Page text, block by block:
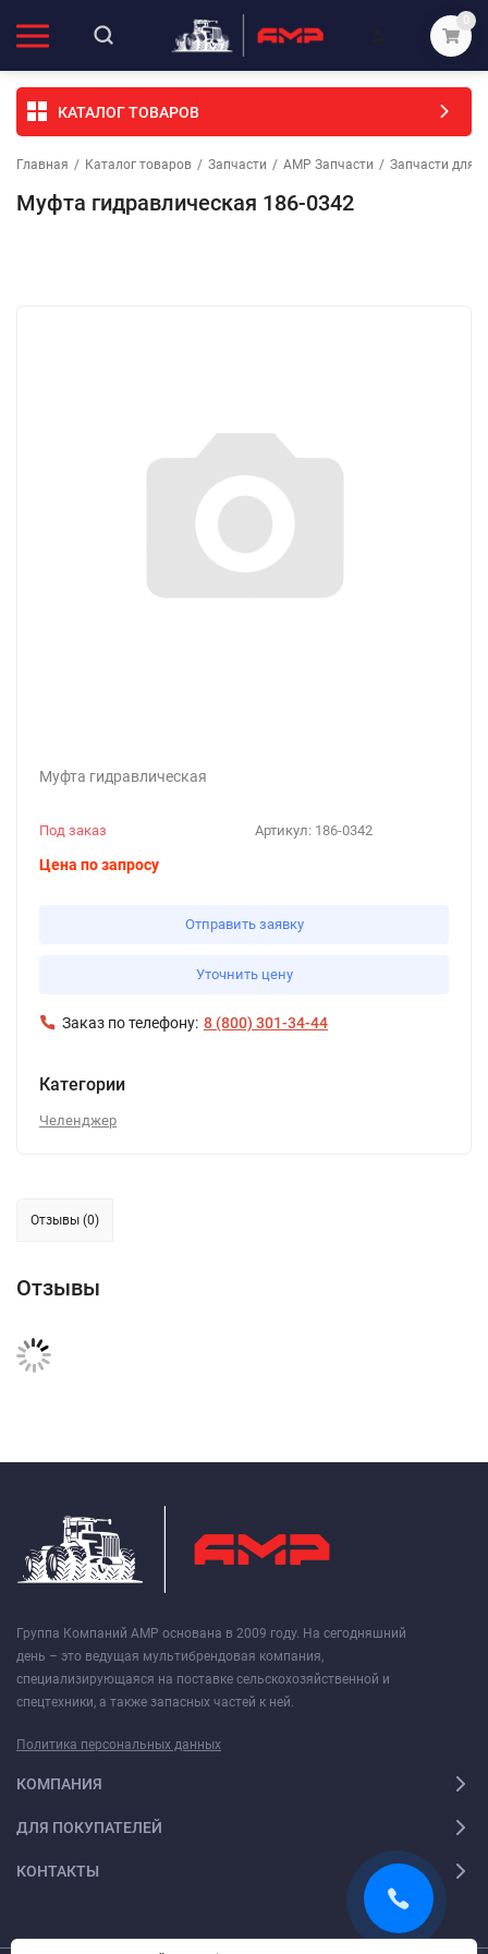
0
КАТАЛОГ ТОВАРОВ
Главная / Каталог товаров / Запчасти / АМР Запчасти / Запчасти для
Муфта гидравлическая 186-0342
Муфта гидравлическая
Артикул: 186-0342
Под заказ
Цена по запросу
Отправить заявку
Уточнить цену
Заказ по телефону: 8 (800) 301-34-44
Категории
Челенджер
Отзывы (0)
Отзывы
Группа Компаний АМР основана в 2009 году. На сегодняшний
день – это ведущая мультибрендовая компания,
специализирующаяся на поставке сельскохозяйственной и
спецтехники, а также запасных частей к ней.
Политика персональных данных
КОМПАНИЯ
ДЛЯ ПОКУПАТЕЛЕЙ
КОНТАКТЫ